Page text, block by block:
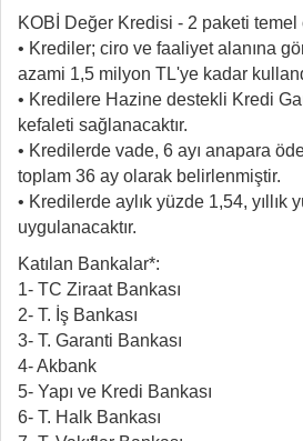
KOBİ Değer Kredisi - 2 paketi
• Krediler; ciro ve faaliyet alanına
azami 1,5 milyon TL'ye kadar
• Kredilere Hazine destekli Kredi
kefaleti sağlanacaktır.
• Kredilerde vade, 6 ayı anapara
toplam 36 ay olarak belirlenmiştir.
• Kredilerde aylık yüzde 1,54, yıllık
uygulanacaktır.
Katılan Bankalar*:
1- TC Ziraat Bankası
2- T. İş Bankası
3- T. Garanti Bankası
4- Akbank
5- Yapı ve Kredi Bankası
6- T. Halk Bankası